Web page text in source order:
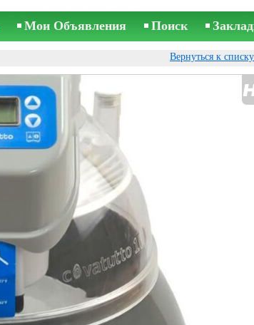
Мои Объявления Поиск
Вернуться к